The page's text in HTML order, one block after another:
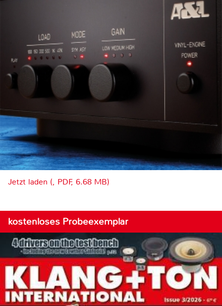
Jetzt laden (, PDF, 6.68 MB)
kostenloses Probeexemplar